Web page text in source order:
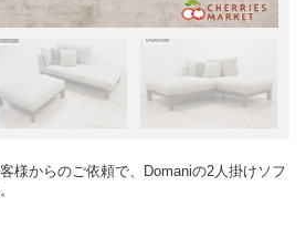
様からのご依頼で、Domaniの2人掛けソフ